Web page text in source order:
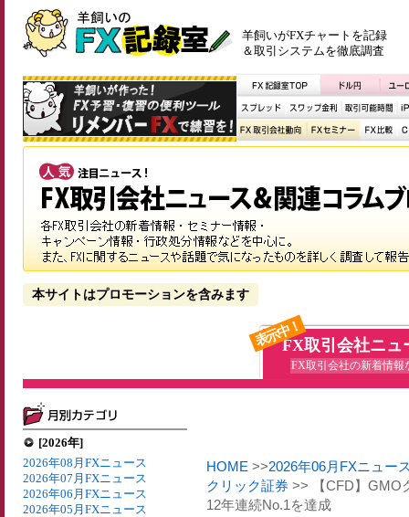
羊飼いがFXチャートを記録
＆取引システムを徹底調査
本サイトはプロモーションを含みます
表示中！FX取引会社ニュ
FX取引会社の新着情報
[2026年]
2026年08月FXニュース
2026年07月FXニュース
2026年06月FXニュース
2026年05月FXニュース
HOME >>2026年06月FXニュー
クリック証券 >> 【CFD】GMO
12年連続No.1を達成